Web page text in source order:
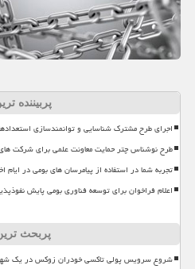
پربیننده
اجرای طرح مشترک شناسایی و توانمندسازی
طرح نوشناس چتر حمایت معاونت علمی برای شرکت
تجربه شما در استفاده از پیامرسان های بومی در ایام
اعلام فراخوان برای توسعه فناوری بومی پایش
پربحث
شروع سرویس پولی تاکسی خودران زوکس در یک شهر